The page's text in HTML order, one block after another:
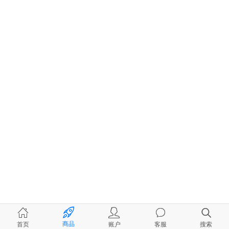
首页 商品 账户 客服 搜索